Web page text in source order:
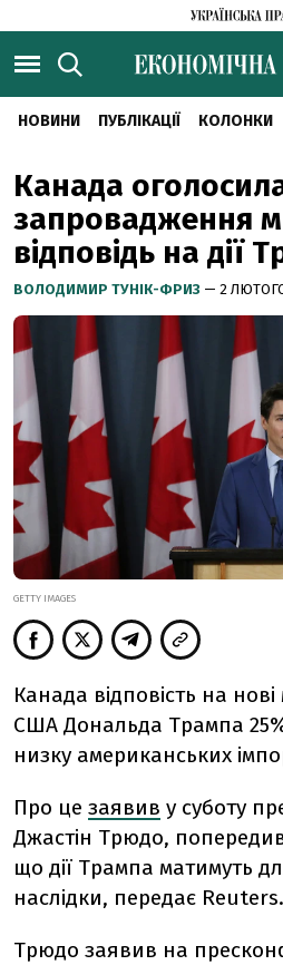
НОВИНИ ПУБЛІКАЦІЇ КОЛОНКИ
Канада
запровадження
відповідь на дії
ВОЛОДИМИР ТУНІК-ФРИЗ — 2 ЛЮТОГО
GETTY IMAGES
Канада відповість на
США Дональда Трампа
низку американських
Про це заявив у суботу
Джастін Трюдо,
що дії Трампа матимуть
наслідки, передає Reuters.
Трюдо заявив на